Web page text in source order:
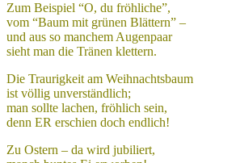
Zum Beispiel “O, du fröhliche”,
vom “Baum mit grünen Blättern” –
und aus so manchem Augenpaar
sieht man die Tränen klettern.
Die Traurigkeit am Weihnachtsbaum
ist völlig unverständlich;
man sollte lachen, fröhlich sein,
denn ER erschien doch endlich!
Zu Ostern – da wird jubiliert,